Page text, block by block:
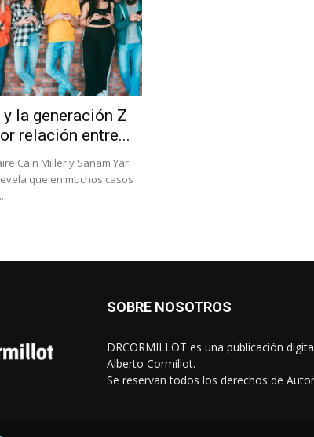
la generación Z
relación entre...
Cain Miller y Sanam Yar
que en muchos casos
SOBRE NOSOTROS
DRCORMILLOT es una publicación
Alberto Cormillot.
Se reservan todos los derechos de